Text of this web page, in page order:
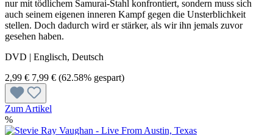
nur mit tödlichem Samurai-Stahl konfrontiert, sondern muss sich
auch seinem eigenen inneren Kampf gegen die Unsterblichkeit
stellen. Doch dadurch wird er stärker, als wir ihn jemals zuvor
gesehen haben.
DVD | Englisch, Deutsch
2,99 € 7,99 € (62.58% gespart)
Zum Artikel
%